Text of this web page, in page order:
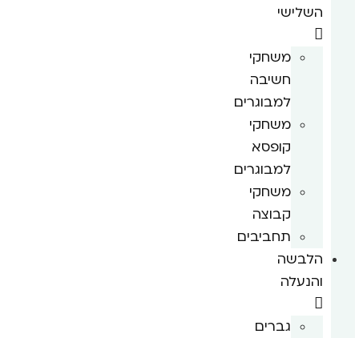
השלישי
משחקי
חשיבה
למבוגרים
משחקי
קופסא
למבוגרים
משחקי
קבוצה
תחביבים
הלבשה
והנעלה
גברים